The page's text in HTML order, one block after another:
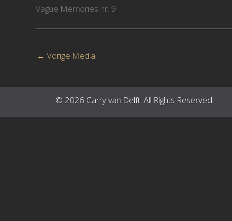
Vague Memories nr. 9
← Vorige Media
© 2026 Carry van Delft. All Rights Reserved.